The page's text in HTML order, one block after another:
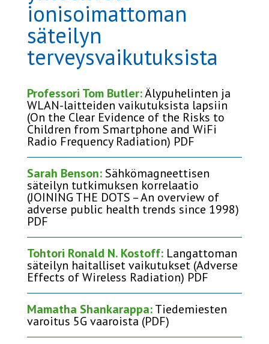
ionisoimattoman
säteilyn
terveysvaikutuksista
Professori Tom Butler:Älypuhelinten ja
WLAN-laitteiden vaikutuksista lapsiin
(On the Clear Evidence of the Risks to
Children from Smartphone and WiFi
Radio Frequency Radiation) PDF
Sarah Benson: Sähkömagneettisen
säteilyn tutkimuksen korrelaatio
(JOINING THE DOTS – An overview of
adverse public health trends since 1998)
PDF
Tohtori Ronald N. Kostoff: Langattoman
säteilyn haitalliset vaikutukset (Adverse
Effects of Wireless Radiation) PDF
Mamatha Shankarappa: Tiedemiesten
varoitus 5G vaaroista (PDF)